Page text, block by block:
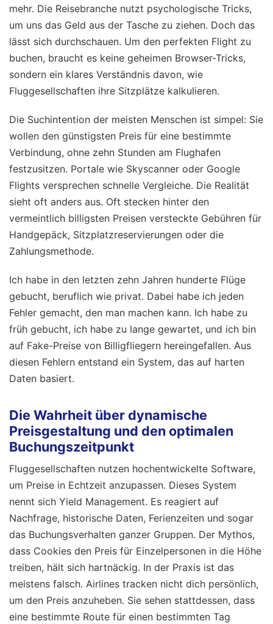
mehr. Die Reisebranche nutzt psychologische Tricks,
um uns das Geld aus der Tasche zu ziehen. Doch das
lässt sich durchschauen. Um den perfekten Flight zu
buchen, braucht es keine geheimen Browser-Tricks,
sondern ein klares Verständnis davon, wie
Fluggesellschaften ihre Sitzplätze kalkulieren.
Die Suchintention der meisten Menschen ist simpel: Sie
wollen den günstigsten Preis für eine bestimmte
Verbindung, ohne zehn Stunden am Flughafen
festzusitzen. Portale wie Skyscanner oder Google
Flights versprechen schnelle Vergleiche. Die Realität
sieht oft anders aus. Oft stecken hinter den
vermeintlich billigsten Preisen versteckte Gebühren für
Handgepäck, Sitzplatzreservierungen oder die
Zahlungsmethode.
Ich habe in den letzten zehn Jahren hunderte Flüge
gebucht, beruflich wie privat. Dabei habe ich jeden
Fehler gemacht, den man machen kann. Ich habe zu
früh gebucht, ich habe zu lange gewartet, und ich bin
auf Fake-Preise von Billigfliegern hereingefallen. Aus
diesen Fehlern entstand ein System, das auf harten
Daten basiert.
Die Wahrheit über dynamische
Preisgestaltung und den optimalen
Buchungszeitpunkt
Fluggesellschaften nutzen hochentwickelte Software,
um Preise in Echtzeit anzupassen. Dieses System
nennt sich Yield Management. Es reagiert auf
Nachfrage, historische Daten, Ferienzeiten und sogar
das Buchungsverhalten ganzer Gruppen. Der Mythos,
dass Cookies den Preis für Einzelpersonen in die Höhe
treiben, hält sich hartnäckig. In der Praxis ist das
meistens falsch. Airlines tracken nicht dich persönlich,
um den Preis anzuheben. Sie sehen stattdessen, dass
eine bestimmte Route für einen bestimmten Tag